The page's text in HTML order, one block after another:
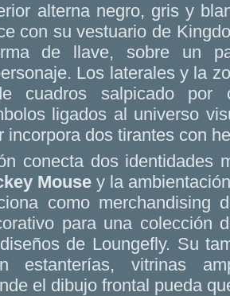
alterna negro, gris y
con su vestuario de
de llave, sobre un
Los laterales y la
cuadros salpicado por
ligados al universo
incorpora dos tirantes con
conecta dos identidades
Mouse y la
como merchandising
para una colección
de Loungefly. Su
estanterías, vitrinas
el dibujo frontal pueda